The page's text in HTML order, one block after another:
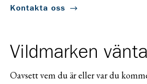
Kontakta oss
Vildmarken
Oavsett vem du är eller var du